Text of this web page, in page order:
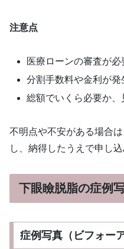
注意点
医療ローンの審査が
分割手数料や金利が発
総額でいくら必要か、
不明点や不安がある場合
し、納得したうえで申し込
下眼瞼脱脂の症例
症例写真（ビフォー